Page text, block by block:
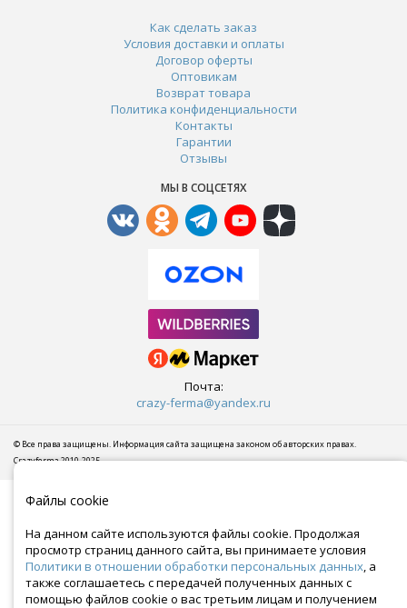
Как сделать заказ
Условия доставки и оплаты
Договор оферты
Оптовикам
Возврат товара
Политика конфиденциальности
Контакты
Гарантии
Отзывы
МЫ В СОЦСЕТЯХ
Почта:
crazy-ferma@yandex.ru
© Все права защищены. Информация сайта защищена законом об авторских правах.
Crazyferma 2010-2025.
Файлы cookie
На данном сайте используются файлы cookie. Продолжая
просмотр страниц данного сайта, вы принимаете условия
Политики в отношении обработки персональных данных, а
также соглашаетесь с передачей полученных данных с
помощью файлов cookie о вас третьим лицам и получением